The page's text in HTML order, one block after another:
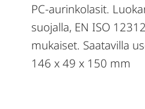
PC-aurinkolasit.
suojalla, EN ISO
mukaiset. Saatavilla
146 x 49 x 150 mm